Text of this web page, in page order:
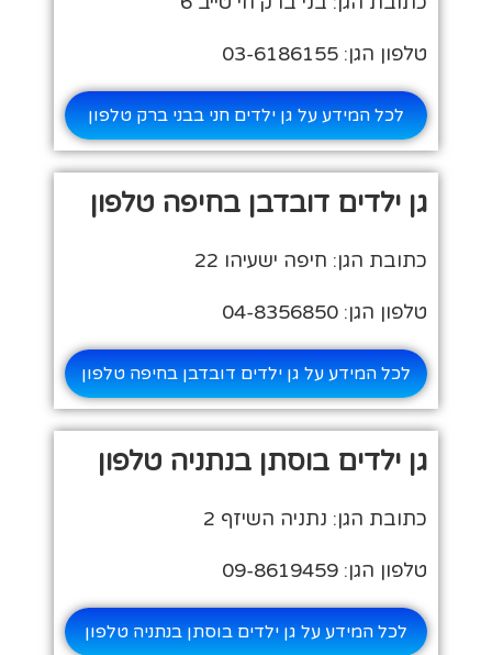
טלפון הגן: 03-6186155
לכל המידע על גן ילדים חני בבני ברק טלפון
גן ילדים דובדבן בחיפה טלפון
כתובת הגן: חיפה ישעיהו 22
טלפון הגן: 04-8356850
לכל המידע על גן ילדים דובדבן בחיפה טלפון
גן ילדים בוסתן בנתניה טלפון
כתובת הגן: נתניה השיזף 2
טלפון הגן: 09-8619459
לכל המידע על גן ילדים בוסתן בנתניה טלפון